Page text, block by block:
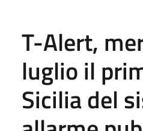
T-Alert,
luglio il
Sicilia del